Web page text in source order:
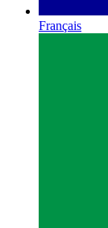
Français